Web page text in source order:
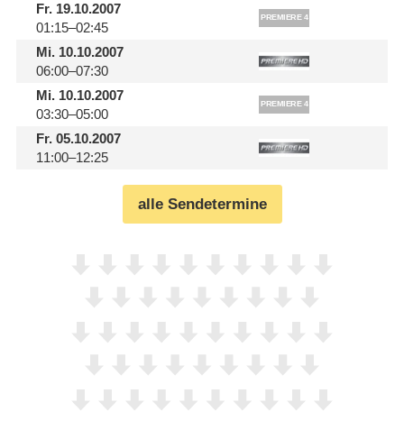
Fr.19.10.2007
01:15–02:45
Mi.10.10.2007
06:00–07:30
Mi.10.10.2007
03:30–05:00
Fr.05.10.2007
11:00–12:25
alle Sendetermine